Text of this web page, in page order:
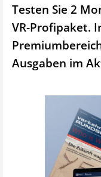
Testen Sie 2
VR-Profipaket.
Ausgaben im